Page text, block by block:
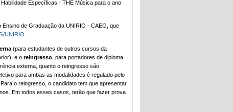
Específicas - THE Música para o ano
Ensino de Graduaçãoda UNIRIO - CAEG, que
UNIRIO
(para estudantes de outros cursos da
e o reingresso, para portadores de diploma
externa, quanto o reingresso são
para ambas as modalidades é regulado pelo
. Para o reingresso, o candidato tem que apresentar
Em todos esses casos, terão que fazer prova